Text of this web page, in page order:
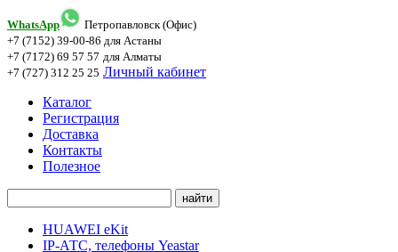
WhatsApp
Петропавловск (Офис)
+7 (7152) 39-00-86 для Астаны
+7 (7172) 69 57 57 для Алматы
+7 (727) 312 25 25 Личный кабинет
Каталог
Регистрация
Доставка
Контакты
Полезное
HUAWEI eKit
IP-АТС, телефоны Yeastar